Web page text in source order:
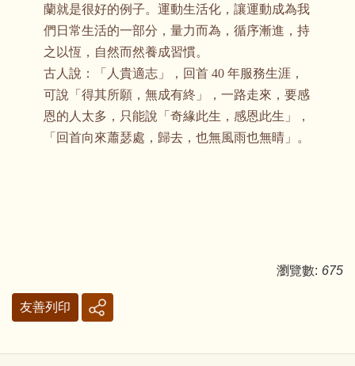
蘭就是很好的例子。運動生活化，讓運動成為我
們日常生活的一部分，量力而為，循序漸進，持
之以恆，自然而然養成習慣。
古人說：「人貴適志」，回首 40 年服務生涯，
可說「得其所願，無成有終」，一路走來，要感
恩的人太多，只能說「奇緣此生，感恩此生」，
「回首向來蕭瑟處，歸去，也無風雨也無晴」。
瀏覽數: 675
友善列印